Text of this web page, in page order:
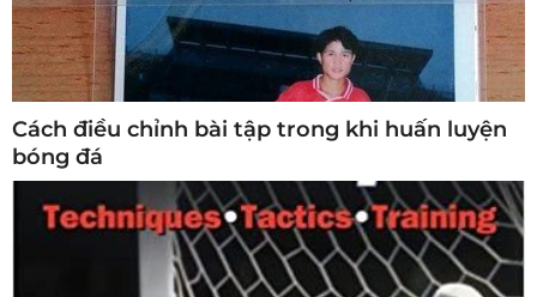
Cách điều chỉnh bài tập trong khi huấn luyện
bóng đá